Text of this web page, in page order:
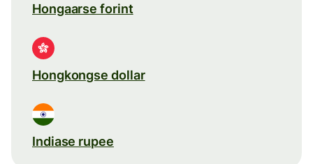
Hongaarse forint
Hongkongse dollar
Indiase rupee